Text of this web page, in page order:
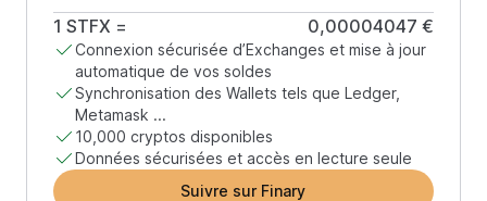
1 STFX = 0,00004047 €
Connexion sécurisée d’Exchanges et mise à jour
automatique de vos soldes
Synchronisation des Wallets tels que Ledger,
Metamask ...
10,000 cryptos disponibles
Données sécurisées et accès en lecture seule
Suivre sur Finary